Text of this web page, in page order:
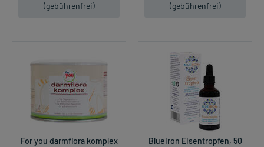
(gebührenfrei)
(gebührenfrei)
For you darmflora komplex
BlueIron Eisentropfen, 50